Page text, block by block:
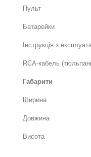
Пульт
Батарейки
Інструкція з
RCA-кабель
Габарити
Ширина
Довжина
Висота